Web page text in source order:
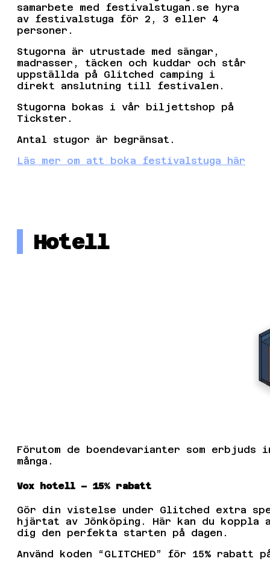
samarbete med festivalstugan.se hyra
av festivalstuga för 2, 3 eller 4
personer.
Stugorna är utrustade med sängar,
madrasser, täcken och kuddar och står
uppställda på Glitched camping i
direkt anslutning till festivalen.
Stugorna bokas i vår biljettshop på
Tickster.
Antal stugor är begränsat.
Läs mer om att boka festivalstuga här
Hotell
Förutom de boendevarianter som
många.
Vox hotell – 15% rabatt
Gör din vistelse under Glitched extra
hjärtat av Jönköping. Här kan du koppla
dig den perfekta starten på dagen.
Använd koden “GLITCHED” för 15%